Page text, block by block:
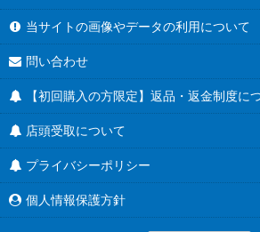
当サイトの画像やデータの利用について
問い合わせ
【初回購入の方限定】返品・返金制度に
店頭受取について
プライバシーポリシー
個人情報保護方針